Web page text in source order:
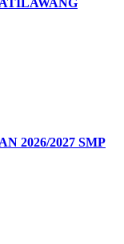
2026/2027 SMP